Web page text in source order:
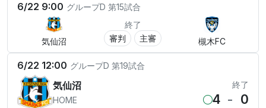
6/22 9:00 グループD 第15試合
気仙沼
終了
審判
主審 槻木FC
6/22 12:00 グループD 第19試合
気仙沼
HOME
終了
4 - 0